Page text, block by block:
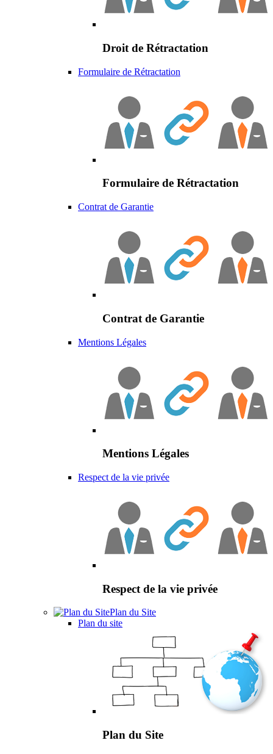
Droit de Rétractation
Formulaire de Rétractation
Formulaire de Rétractation
Contrat de Garantie
Contrat de Garantie
Mentions Légales
Mentions Légales
Respect de la vie privée
Respect de la vie privée
Plan du Site
Plan du site
Plan du Site